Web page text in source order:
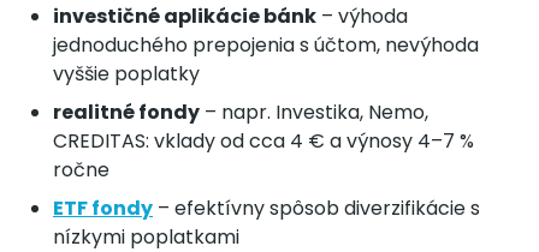
investičné aplikácie bánk – výhoda
jednoduchého prepojenia s účtom, nevýhoda
vyššie poplatky
realitné fondy – napr. Investika, Nemo,
CREDITAS: vklady od cca 4 € a výnosy 4–7 %
ročne
ETF fondy – efektívny spôsob diverzifikácie s
nízkymi poplatkami